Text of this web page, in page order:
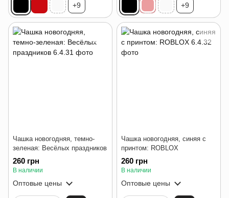
+9 +9
Чашка новогодняя, темно-
зеленая: Весёлых праздников
260 грн
В наличии
Оптовые цены
Чашка новогодняя, синяя с
принтом: ROBLOX
260 грн
В наличии
Оптовые цены